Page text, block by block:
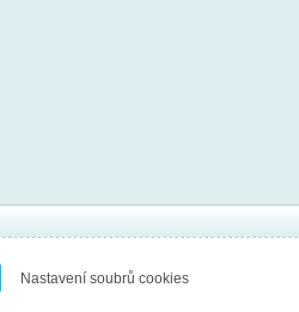
Nastavení soubrů cookies